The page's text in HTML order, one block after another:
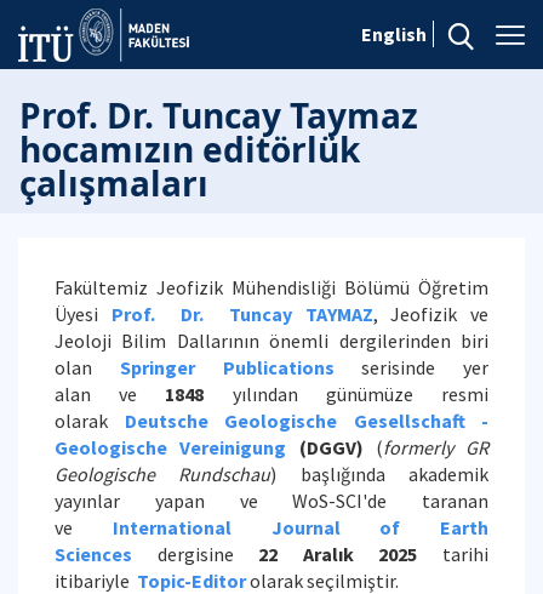
English
Prof. Dr. Tuncay Taymaz
hocamızın editörlük
çalışmaları
Fakültemiz Jeofizik Mühendisliği Bölümü Öğretim
Üyesi Prof. Dr. Tuncay TAYMAZ, Jeofizik ve
Jeoloji Bilim Dallarının önemli dergilerinden biri
olan Springer Publications serisinde yer
alan ve 1848 yılından günümüze resmi
olarak Deutsche Geologische Gesellschaft -
Geologische Vereinigung
(DGGV) (formerly GR
Geologische Rundschau) başlığında akademik
yayınlar yapan ve WoS-SCI'de taranan
ve International Journal of Earth
Sciences dergisine 22 Aralık 2025 tarihi
itibariyle Topic-Editorolarak seçilmiştir.